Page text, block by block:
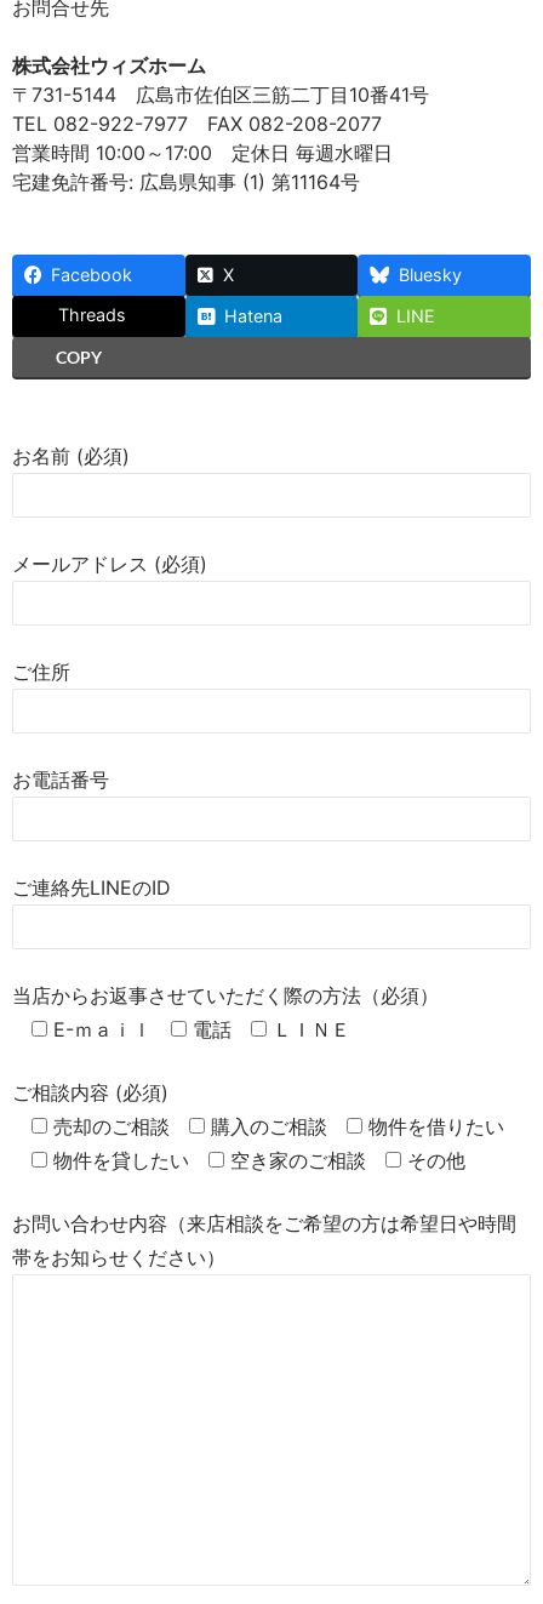
お問合せ先
株式会社ウィズホーム
〒731-5144 広島市佐伯区三筋二丁目10番41号
TEL 082-922-7977 FAX 082-208-2077
営業時間 10:00～17:00 定休日 毎週水曜日
宅建免許番号: 広島県知事 (1) 第11164号
Facebook X
Bluesky
Threads
Hatena
LINE
COPY
お名前 (必須)
メールアドレス (必須)
ご住所
お電話番号
ご連絡先LINEのID
当店からお返事させていただく際の方法（必須）
E-ｍａｉｌ
電話 ＬＩＮＥ
ご相談内容 (必須)
売却のご相談
購入のご相談
物件を借りたい
物件を貸したい
空き家のご相談 その他
お問い合わせ内容（来店相談をご希望の方は希望日や時間
帯をお知らせください）